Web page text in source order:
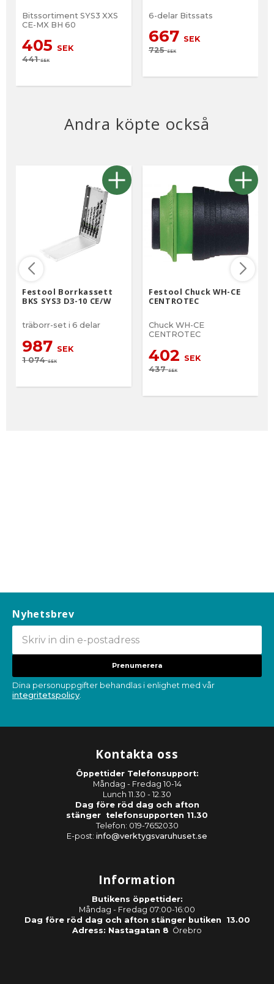
Bitssortiment SYS3 XXS
CE-MX BH 60
405 SEK
441SEK
6-delar Bitssats
667 SEK
725SEK
Andra köpte också
Festool Borrkassett
BKS SYS3 D3-10 CE/W
träborr-set i 6 delar
987 SEK
1 074SEK
Festool Chuck WH-CE
CENTROTEC
Chuck WH-CE
CENTROTEC
402 SEK
437SEK
Nyhetsbrev
Prenumerera
Dina personuppgifter behandlas i enlighet med vår
integritetspolicy.
Kontakta oss
Öppettider Telefonsupport:
Måndag - Fredag 10-14
Lunch 11.30 - 12.30
Dag före röd dag och afton
stänger telefonsupporten 11.30
Telefon: 019-7652030
E-post: info@verktygsvaruhuset.se
Information
Butikens öppettider:
Måndag - Fredag 07:00-16:00
Dag före röd dag och afton stänger butiken 13.00
Adress: Nastagatan 8 Örebro